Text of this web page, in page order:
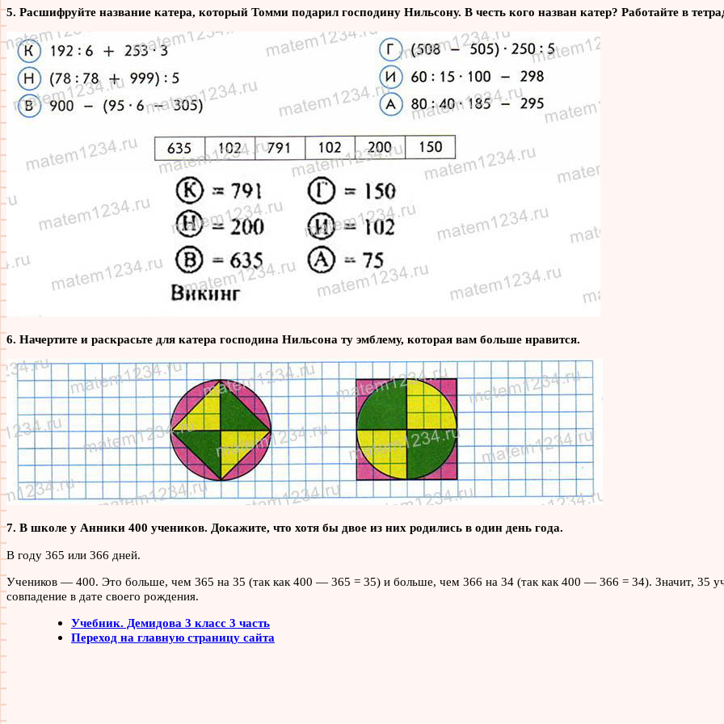
5. Расшифруйте название катера, который Томми подарил господину Нильсону. В честь кого назван катер? Работайте в
6. Начертите и раскрасьте для катера господина Нильсона ту эмблему, которая вам больше нравится.
7. В школе у Анники 400 учеников. Докажите, что хотя бы двое из них родились в один день года.
В году 365 или 366 дней.
Учеников — 400. Это больше, чем 365 на 35 (так как 400 — 365 = 35) и больше, чем 366 на 34 (так как 400 — 366 = 34). Значит, 35
совпадение в дате своего рождения.
Учебник. Демидова 3 класс 3 часть
Переход на главную страницу сайта